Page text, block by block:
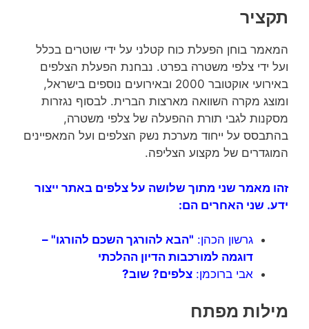
תקציר
המאמר בוחן הפעלת כוח קטלני על ידי שוטרים בכלל
ועל ידי צלפי משטרה בפרט. נבחנת הפעלת הצלפים
באירועי אוקטובר 2000 ובאירועים נוספים בישראל,
ומוצג מקרה השוואה מארצות הברית. לבסוף נגזרות
מסקנות לגבי תורת ההפעלה של צלפי משטרה,
בהתבסס על ייחוד מערכת נשק הצלפים ועל המאפיינים
המוגדרים של מקצוע הצליפה.
זהו מאמר שני מתוך שלושה על צלפים באתר ייצור
ידע. שני האחרים הם:
גרשון הכהן: "הבא להורגך השכם להורגו" –
דוגמה למורכבות הדיון ההלכתי
אבי ברוכמן: צלפים? שוב?
מילות מפתח